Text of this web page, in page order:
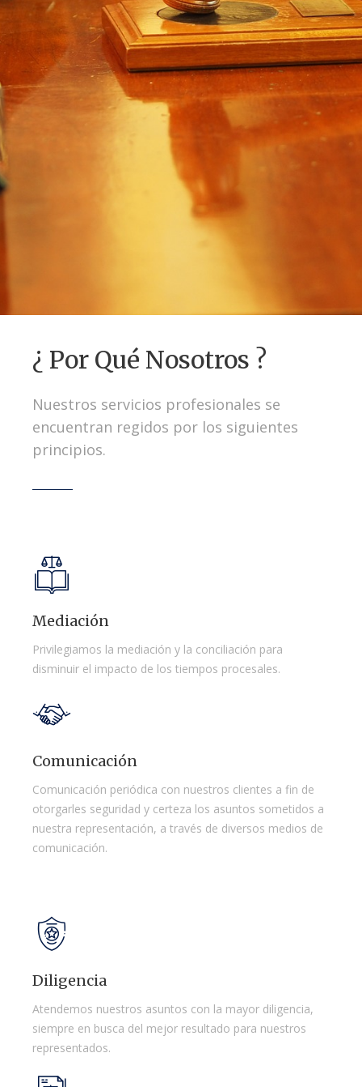
¿ Por Qué Nosotros ?
Nuestros servicios profesionales se
encuentran regidos por los siguientes
principios.
Mediación
Privilegiamos la mediación y la conciliación para
disminuir el impacto de los tiempos procesales.
Comunicación
Comunicación periódica con nuestros clientes a fin de
otorgarles seguridad y certeza los asuntos sometidos a
nuestra representación, a través de diversos medios de
comunicación.
Diligencia
Atendemos nuestros asuntos con la mayor diligencia,
siempre en busca del mejor resultado para nuestros
representados.